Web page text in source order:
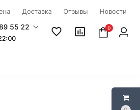
Доставка Отзывы Новости
55 22 0